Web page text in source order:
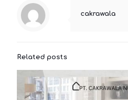
cakrawala
Related posts